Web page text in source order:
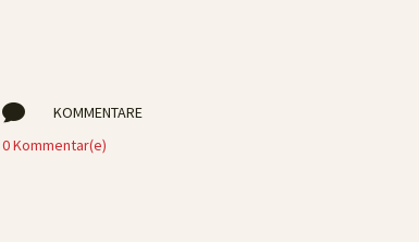

KOMMENTARE
0 Kommentar(e)